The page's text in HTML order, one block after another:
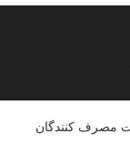
مصرف کنندگان